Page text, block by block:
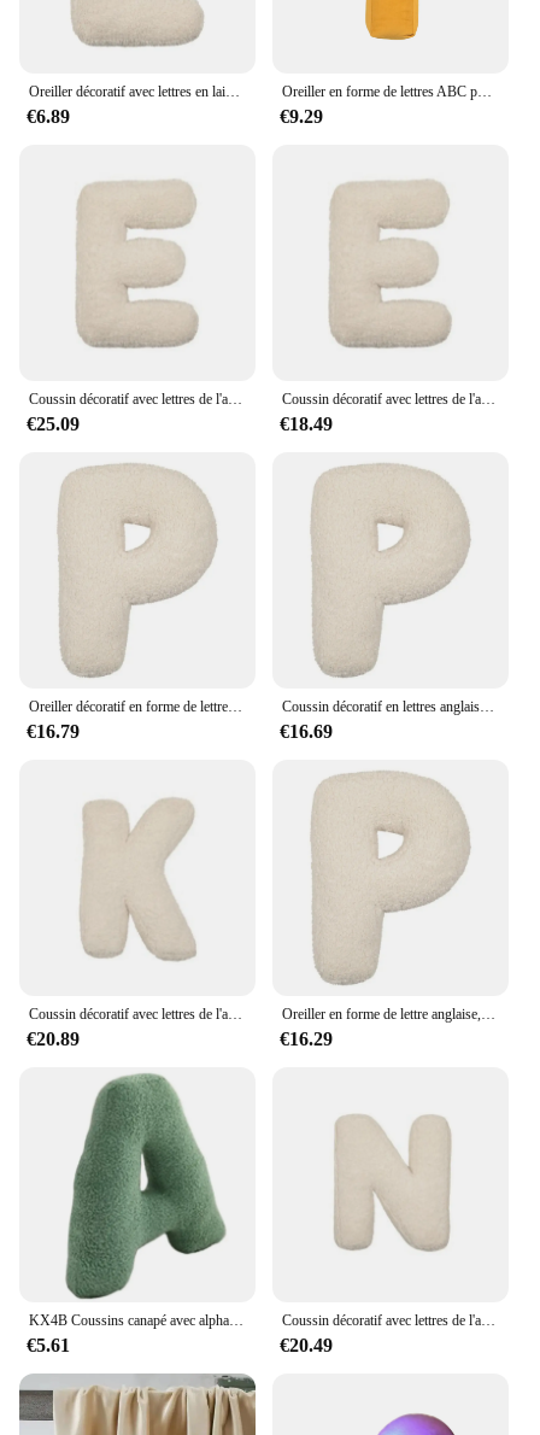
€6.89
Oreiller en forme de lettres ABC pour enfant, jouet, sommeil apaisant, décoration de fond, outil photo, nouveau, ins, 26 lettres
€9.29
€25.09
Coussin décoratif avec lettres de l'alphabet, oreiller avec lettres anglaises
€18.49
€16.79
Coussin décoratif en lettres anglaises, oreiller en peluche, coussin doux, alphabet, salon, canapé
€16.69
€20.89 €16.29
KX4B Coussins canapé avec alphabets doux au toucher pour confort intérieur personnalisé
€5.61
Coussin décoratif avec lettres de l'alphabet, oreiller avec lettres anglaises
€20.49